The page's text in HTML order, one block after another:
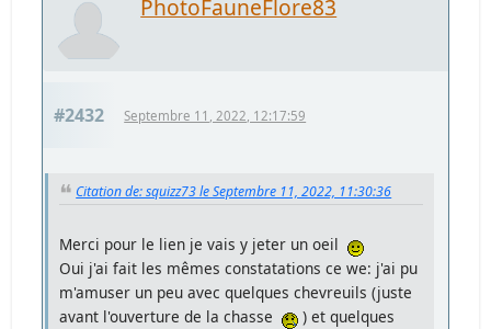
PhotoFauneFlore83
#2432 Septembre 11, 2022, 12:17:59
Citation de: squizz73 le Septembre 11, 2022, 11:30:36
Merci pour le lien je vais y jeter un oeil
Oui j'ai fait les mêmes constatations ce we: j'ai pu
m'amuser un peu avec quelques chevreuils (juste
avant l'ouverture de la chasse
) et quelques